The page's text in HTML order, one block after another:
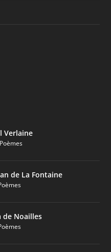
Verlaine
Poèmes
de La Fontaine
de Noailles